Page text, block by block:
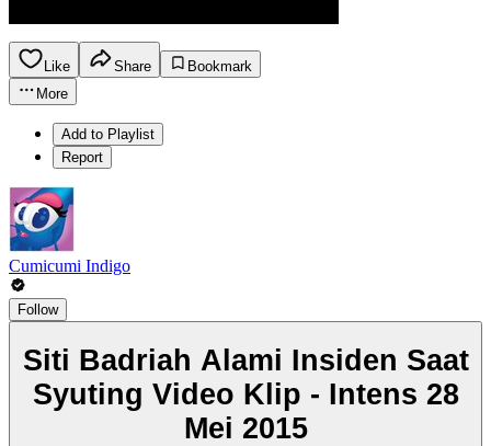
Like Share
Bookmark
More
Add to Playlist
Report
Cumicumi Indigo
Follow
Siti Badriah Alami Insiden Saat
Syuting Video Klip - Intens 28
Mei 2015